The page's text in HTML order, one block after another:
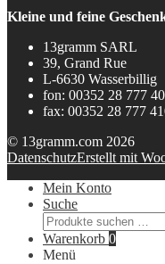
Kleine und feine
13gramm SARL
39, Grand Rue
L-6630 Wasserbillig
fon: 00352 28 777
fax: 00352 28 777
© 13gramm.com 2026
DatenschutzErstellt mit
Mein Konto
Suche
Suchen
nach:
Warenkorb 0
Menü